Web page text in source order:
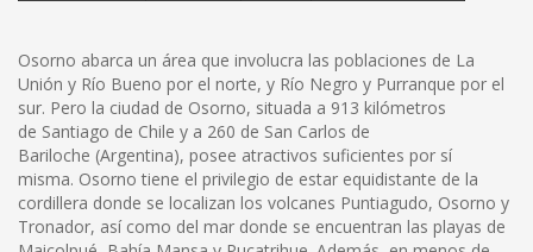
Osorno abarca un área que involucra las poblaciones de La
Unión y Río Bueno por el norte, y Río Negro y Purranque por el
sur. Pero la ciudad de Osorno, situada a 913 kilómetros
de Santiago de Chile y a 260 de San Carlos de
Bariloche (Argentina), posee atractivos suficientes por sí
misma. Osorno tiene el privilegio de estar equidistante de la
cordillera donde se localizan los volcanes Puntiagudo, Osorno y
Tronador, así como del mar donde se encuentran las playas de